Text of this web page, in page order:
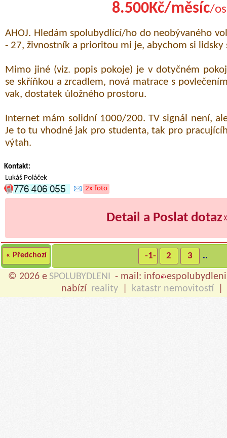
8.500Kč/měsíc/
AHOJ. Hledám spolubydlící/ho do neobývaného
- 27, živnostník a prioritou mi je, abychom si lidsky
Mimo jiné (viz. popis pokoje) je v dotyčném
se skříňkou a zrcadlem, nová matrace s
vak, dostatek úložného prostoru.
Internet mám solidní 1000/200. TV signál není,
Je to tu vhodné jak pro studenta, tak pro
výtah.
Kontakt:
Lukáš Poláček
2x foto
Detail a Poslat dotaz
« Předchozí -1- 2 3 ..
© 2026 e SPOLUBYDLENI - mail: info
nabízí reality katastr nemovitostí